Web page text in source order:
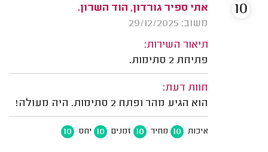
אתי ספיר גורדון, הוד השרון.
משוב: 29/12/2025
תיאור השירות:
פתיחת 2 סתימות.
חוות דעת:
הוא הגיע מהר ופתח 2 סתימות. היה מעולה!
איכות 10 מחיר 10 זמנים 10 יחס 10
10